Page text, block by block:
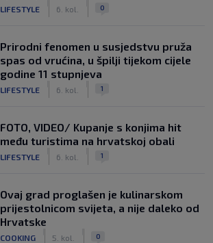
LIFESTYLE 6. kol. 0
Prirodni fenomen u susjedstvu pruža
spas od vrućina, u špilji tijekom cijele
godine 11 stupnjeva
LIFESTYLE 6. kol. 1
FOTO, VIDEO/ Kupanje s konjima hit
među turistima na hrvatskoj obali
LIFESTYLE 6. kol. 1
Ovaj grad proglašen je kulinarskom
prijestolnicom svijeta, a nije daleko od
Hrvatske
COOKING 5. kol. 0